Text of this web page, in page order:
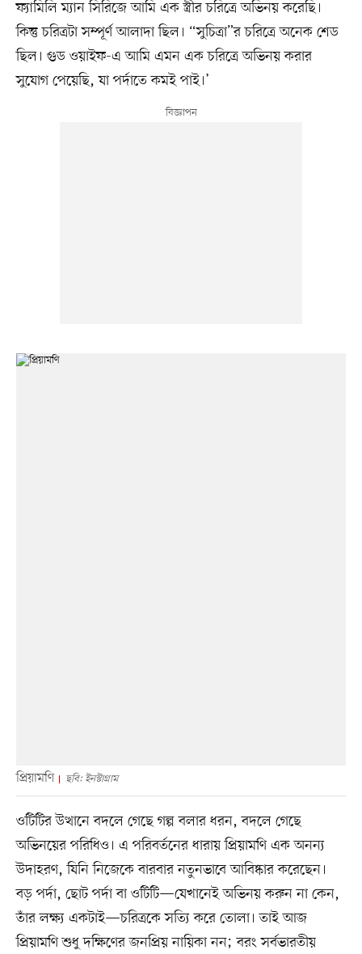
ফ্যামিলি ম্যান সিরিজে আমি এক স্ত্রীর চরিত্রে অভিনয় করেছি।
কিন্তু চরিত্রটা সম্পূর্ণ আলাদা ছিল। “সুচিত্রা”র চরিত্রে অনেক শেড
ছিল। গুড ওয়াইফ-এ আমি এমন এক চরিত্রে অভিনয় করার
সুযোগ পেয়েছি, যা পর্দাতে কমই পাই।’
প্রিয়ামণি ছবি: ইনস্টাগ্রাম
ওটিটির উত্থানে বদলে গেছে গল্প বলার ধরন, বদলে গেছে
অভিনয়ের পরিধিও। এ পরিবর্তনের ধারায় প্রিয়ামণি এক অনন্য
উদাহরণ, যিনি নিজেকে বারবার নতুনভাবে আবিষ্কার করেছেন।
বড় পর্দা, ছোট পর্দা বা ওটিটি—যেখানেই অভিনয় করুন না কেন,
তাঁর লক্ষ্য একটাই—চরিত্রকে সত্যি করে তোলা। তাই আজ
প্রিয়ামণি শুধু দক্ষিণের জনপ্রিয় নায়িকা নন; বরং সর্বভারতীয়